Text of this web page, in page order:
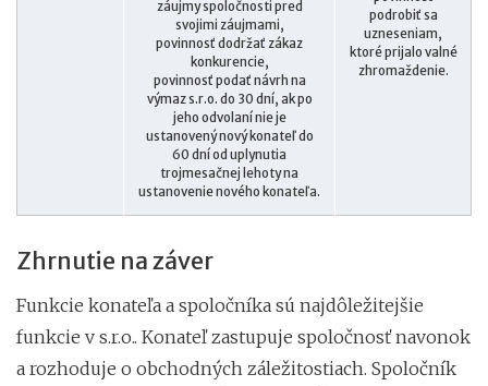
záujmy spoločnosti pred
svojimi záujmami,
povinnosť dodržať zákaz
konkurencie,
povinnosť podať návrh na
výmaz s.r.o. do 30 dní, ak po
jeho odvolaní nie je
ustanovený nový konateľ do
60 dní od uplynutia
trojmesačnej lehoty na
ustanovenie nového konateľa.
podrobiť sa
uzneseniam,
ktoré prijalo valné
zhromaždenie.
Zhrnutie na záver
Funkcie konateľa a spoločníka sú najdôležitejšie
funkcie v s.r.o.. Konateľ zastupuje spoločnosť navonok
a rozhoduje o obchodných záležitostiach. Spoločník